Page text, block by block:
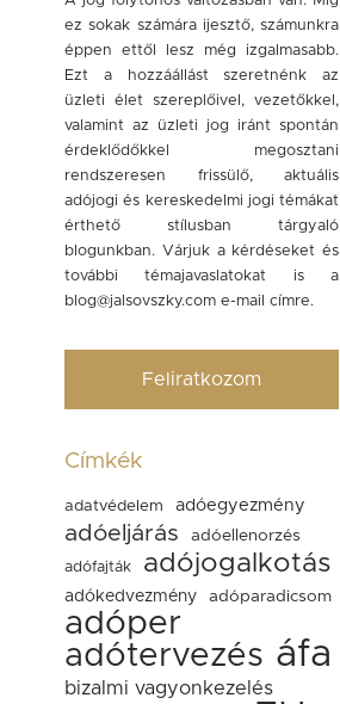
ez sokak számára ijesztő, számunkra
éppen ettől lesz még izgalmasabb.
Ezt a hozzáállást szeretnénk az
üzleti élet szereplőivel, vezetőkkel,
valamint az üzleti jog iránt spontán
érdeklődőkkel megosztani
rendszeresen frissülő, aktuális
adójogi és kereskedelmi jogi témákat
érthető stílusban tárgyaló
blogunkban. Várjuk a kérdéseket és
további témajavaslatokat is a
blog@jalsovszky.com e-mail címre.
Feliratkozom
Címkék
adatvédelem adóegyezmény
adóeljárás adóellenorzés
adófajták adójogalkotás
adókedvezmény adóparadicsom
adóper
adótervezés áfa
bizalmi vagyonkezelés